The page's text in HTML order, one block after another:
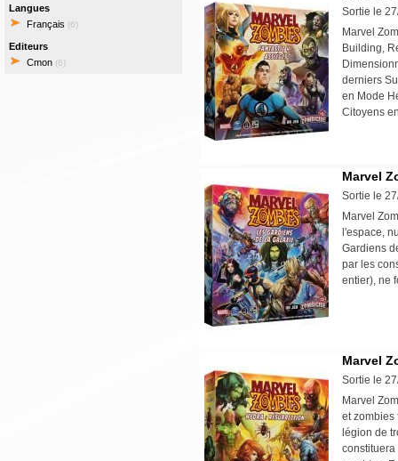
Langues
Français (6)
Editeurs
Cmon (6)
Sortie le
Marvel
Building,
derniers
en Mode
Citoyens
Marvel
Sortie le
Marvel
l'espace,
Gardiens
par les
entier), ne
Marvel
Sortie le
Marvel
et zombies
légion de